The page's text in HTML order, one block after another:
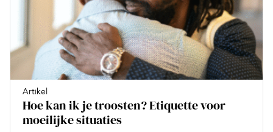
Artikel
Hoe kan ik je troosten? Etiquette voor
moeilijke situaties